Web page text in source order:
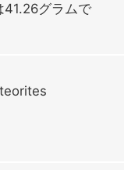
41.26グラムで